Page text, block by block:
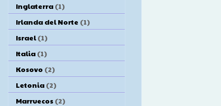
Inglaterra (1)
Irlanda del Norte (1)
Israel (1)
Italia (1)
Kosovo (2)
Letonia (2)
Marruecos (2)